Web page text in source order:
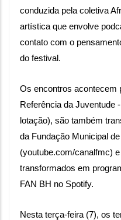
conduzida pela coletiva
artística que envolve
contato com o
do festival.
Os encontros acontecem
Referência da Juventude
lotação), são também
da Fundação Municipal
(youtube.com/canalfmc)
transformados em
FAN BH no Spotify.
Nesta terça-feira (7), os